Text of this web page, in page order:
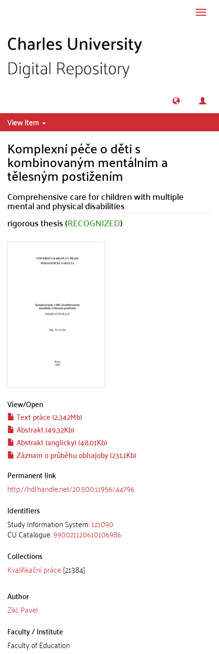
View Item
Komplexní péče o děti s
kombinovaným mentálním a
tělesným postižením
Comprehensive care for children with multiple
mental and physical disabilities
rigorous thesis (RECOGNIZED)
View/Open
Text práce (2.342Mb)
Abstrakt (49.32Kb)
Abstrakt (anglicky) (48.01Kb)
Záznam o průběhu obhajoby (231.1Kb)
Permanent link
http://hdl.handle.net/20.500.11956/44796
Identifiers
Study Information System:121090
CU Catalogue:990021120610106986
Collections
Kvalifikační práce [21384]
Author
Zikl, Pavel
Faculty / Institute
Faculty of Education